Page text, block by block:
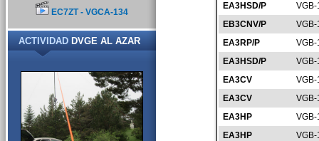
EA3HSD/P
EB3CNV/P
EA3RP/P
EA3HSD/P
EA3CV
EA3CV
EA3HP
EA3HP
EC7ZT - VGCA-134
ACTIVIDADDVGE AL AZAR